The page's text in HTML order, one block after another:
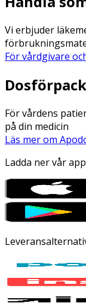
Vi erbjuder
För vårdgivare
För vårdens
på din medicin
Läs mer om
Ladda ner vår app